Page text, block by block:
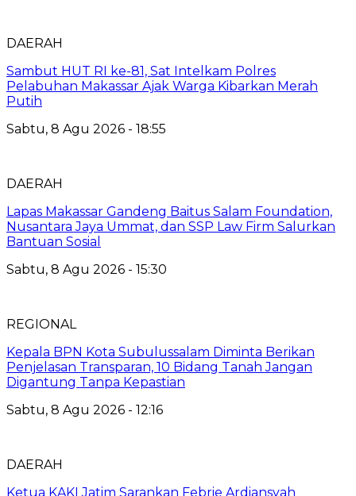
DAERAH
Sambut HUT RI ke-81, Sat Intelkam Polres
Pelabuhan Makassar Ajak Warga Kibarkan Merah
Putih
Sabtu, 8 Agu 2026 - 18:55
DAERAH
Lapas Makassar Gandeng Baitus Salam Foundation,
Nusantara Jaya Ummat, dan SSP Law Firm Salurkan
Bantuan Sosial
Sabtu, 8 Agu 2026 - 15:30
REGIONAL
Kepala BPN Kota Subulussalam Diminta Berikan
Penjelasan Transparan, 10 Bidang Tanah Jangan
Digantung Tanpa Kepastian
Sabtu, 8 Agu 2026 - 12:16
DAERAH
Ketua KAKI Jatim Sarankan Febrie Ardiansyah